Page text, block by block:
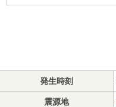
発生時刻
震源地